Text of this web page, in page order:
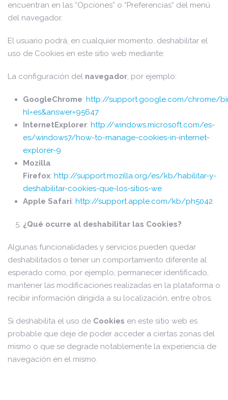
encuentran en las “Opciones” o “Preferencias” del menú
del navegador.
El usuario podrá, en cualquier momento, deshabilitar el
uso de Cookies en este sitio web mediante:
La configuración del navegador, por ejemplo:
GoogleChrome: http://support.google.com/chrome/
hl=es&answer=95647
InternetExplorer: http://windows.microsoft.com/es-
es/windows7/how-to-manage-cookies-in-internet-
explorer-9
Mozilla
Firefox: http://support.mozilla.org/es/kb/habilitar-y-
deshabilitar-cookies-que-los-sitios-we
Apple Safari: http://support.apple.com/kb/ph5042
¿Qué ocurre al deshabilitar las Cookies?
Algunas funcionalidades y servicios pueden quedar
deshabilitados o tener un comportamiento diferente al
esperado como, por ejemplo, permanecer identificado,
mantener las modificaciones realizadas en la plataforma o
recibir información dirigida a su localización, entre otros.
Si deshabilita el uso de Cookies en este sitio web es
probable que deje de poder acceder a ciertas zonas del
mismo o que se degrade notablemente la experiencia de
navegación en el mismo.